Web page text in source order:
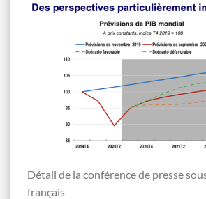
Détail de la conférence de presse
français